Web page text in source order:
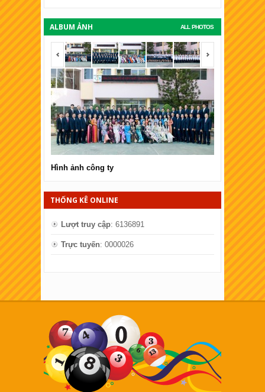
ALL PHOTOS
ALBUM ẢNH
<span></span> <span></
Hình ảnh công ty Hình ảnh
THỐNG KÊ ONLINE
Lượt truy cập: 6136891
Trực tuyến: 0000026